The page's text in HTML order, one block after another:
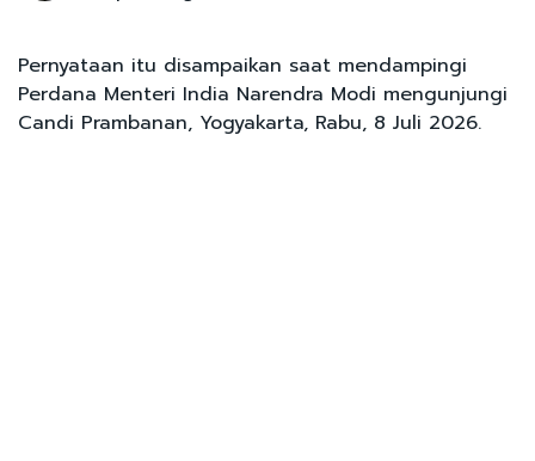
Pernyataan itu disampaikan saat mendampingi
Perdana Menteri India Narendra Modi mengunjungi
Candi Prambanan, Yogyakarta, Rabu, 8 Juli 2026.